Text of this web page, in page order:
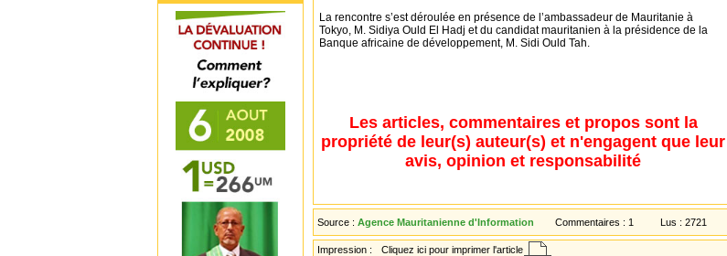
La rencontre s’est déroulée en présence de l’ambassadeur de Mauritanie à
Tokyo, M. Sidiya Ould El Hadj et du candidat mauritanien à la présidence de la
Banque africaine de développement, M. Sidi Ould Tah.
Les articles, commentaires et propos sont la
propriété de leur(s) auteur(s) et n'engagent que leur
avis, opinion et responsabilité
Source : Agence Mauritanienne d'Information Commentaires : 1 Lus : 2721
Impression : Cliquez ici pour imprimer l'article